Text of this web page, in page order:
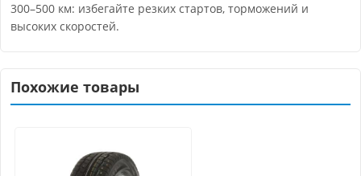
300–500 км: избегайте резких стартов, торможений и
высоких скоростей.
Похожие товары